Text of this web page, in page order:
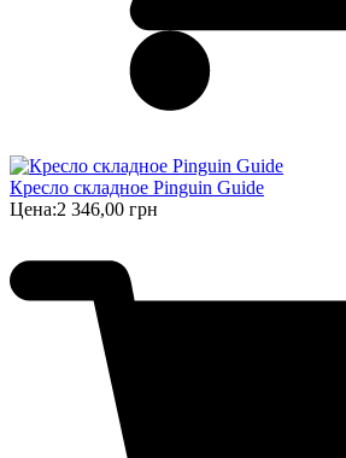
Кресло складное Pinguin Guide
Цена:2 346,00 грн